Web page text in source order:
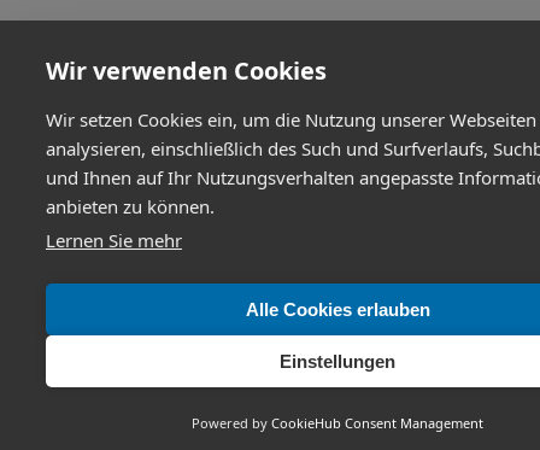
Wir verwenden Cookies
Wir setzen Cookies ein, um die Nutzung unserer
analysieren, einschließlich des Such und Surfverlaufs,
und Ihnen auf Ihr Nutzungsverhalten angepasste
anbieten zu können.
Lernen Sie mehr
Alle Cookies erlauben
Einstellungen
Powered by CookieHub Consent Management